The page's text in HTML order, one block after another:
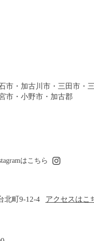
市・加古川市・三田市・
市・小野市・加古郡
はこちら
北町9-12-4
アクセスはこ